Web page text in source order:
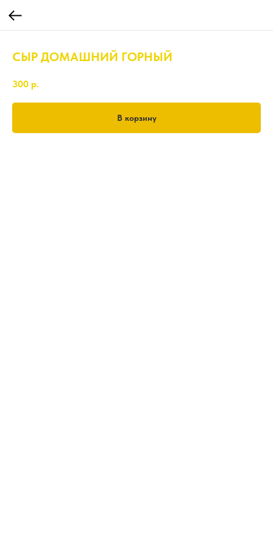
СЫР ДОМАШНИЙ ГОРНЫЙ
300 р.
В корзину